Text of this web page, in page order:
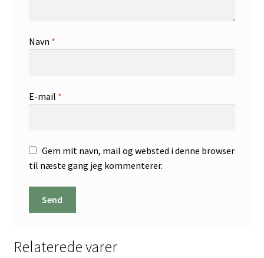
Navn *
E-mail *
Gem mit navn, mail og websted i denne browser
til næste gang jeg kommenterer.
Relaterede varer